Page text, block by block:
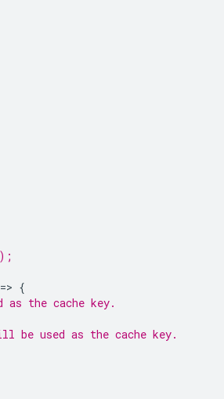
=> {
the cache key.
be used as the cache key.